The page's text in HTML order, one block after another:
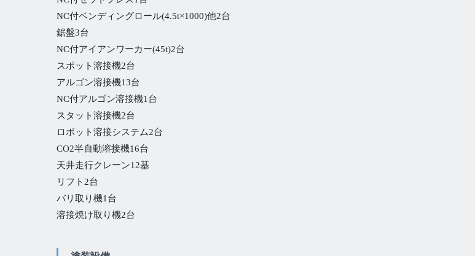
NC付ベンディングロール(4.5t×1000)他2台
鋸盤3台
NC付アイアンワーカー(45t)2台
スポット溶接機2台
アルゴン溶接機13台
NC付アルゴン溶接機1台
スタット溶接機2台
ロボット溶接システム2台
CO2半自動溶接機16台
天井走行クレーン12基
リフト2台
バリ取り機1台
溶接焼け取り機2台